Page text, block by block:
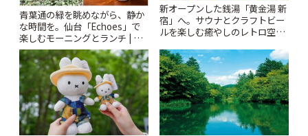
青葉通の緑を眺めながら、静か
な時間を。仙台「Echoes」で
楽しむモーニングとランチ | こ
とりっぷ
新オープンした銭湯「黄金湯 新
宿」へ。サウナとクラフトビー
ルを楽しむ癒やしのレトロ空間